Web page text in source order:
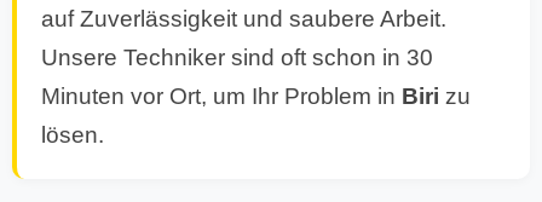
auf Zuverlässigkeit und saubere Arbeit.
Unsere Techniker sind oft schon in 30
Minuten vor Ort, um Ihr Problem in Biri zu
lösen.